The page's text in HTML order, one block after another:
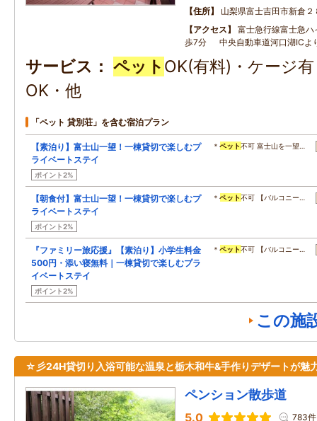
住所
山梨県富士吉田市新倉
アクセス
富士急行線富士急
歩7分 中央自動車道河口湖ICよ
サービス ペット OK(有料)・ケージ
OK・他
「ペット 貸別荘」を含む宿泊プラン
【素泊り】富士山一望！一棟貸切で楽しむプ
ライベートステイ
ポイント2%
＊ペット不可 富士山を一望…
【朝食付】富士山一望！一棟貸切で楽しむプ
ライベートステイ
ポイント2%
＊ペット不可 【バルコニー…
『ファミリー旅応援』【素泊り】小学生料金
500円・添い寝無料｜一棟貸切で楽しむプラ
イベートステイ
ポイント2%
＊ペット不可 【バルコニー…
この施
☆彡24H貸切り入浴可能な温泉と栃木和牛&手作りデザートが魅
ペンション散歩道
5.0 783件